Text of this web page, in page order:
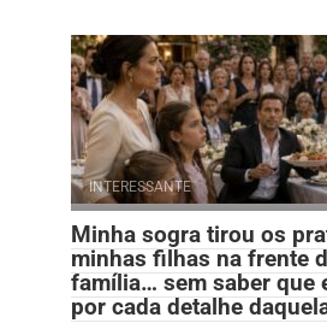
INTERESSANTE
Minha sogra tirou os
minhas filhas na frente
família… sem saber que
por cada detalhe